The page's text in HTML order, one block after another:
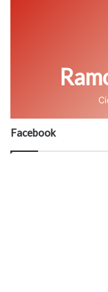
Facebook